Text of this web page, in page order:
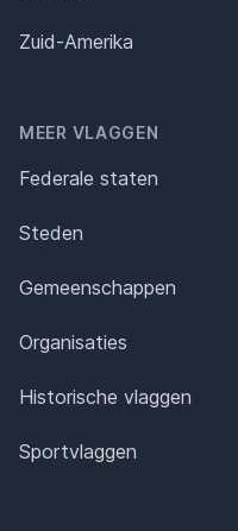
Zuid-Amerika
MEER VLAGGEN
Federale staten
Steden
Gemeenschappen
Organisaties
Historische vlaggen
Sportvlaggen